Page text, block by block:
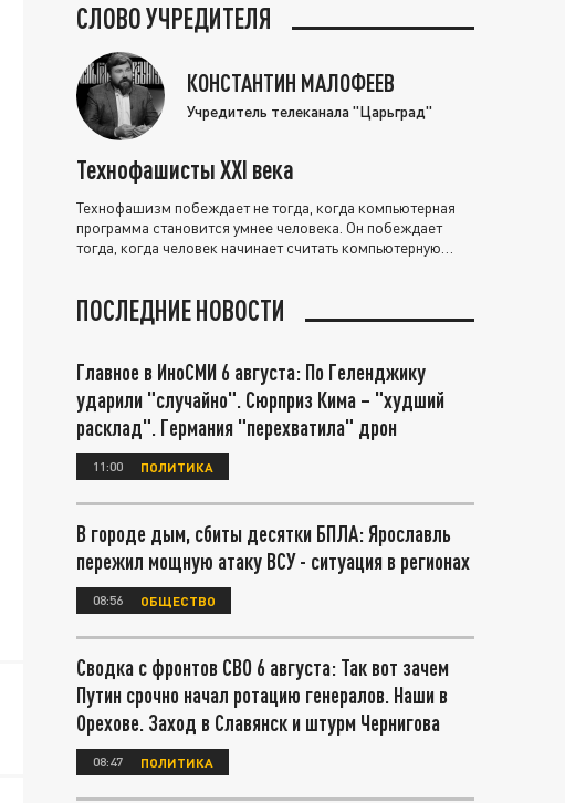
СЛОВО УЧРЕДИТЕЛЯ
КОНСТАНТИН МАЛОФЕЕВ
Учредитель телеканала "Царьград"
Технофашисты XXI века
Технофашизм побеждает не тогда, когда компьютерная
программа становится умнее человека. Он побеждает
тогда, когда человек начинает считать компьютерную
ПОСЛЕДНИЕ НОВОСТИ
Главное в ИноСМИ 6 августа: По Геленджику
ударили "случайно". Сюрприз Кима – "худший
расклад". Германия "перехватила" дрон
11:00 ПОЛИТИКА
В городе дым, сбиты десятки БПЛА: Ярославль
пережил мощную атаку ВСУ - ситуация в регионах
08:56 ОБЩЕСТВО
Сводка с фронтов СВО 6 августа: Так вот зачем
Путин срочно начал ротацию генералов. Наши в
Орехове. Заход в Славянск и штурм Чернигова
08:47 ПОЛИТИКА